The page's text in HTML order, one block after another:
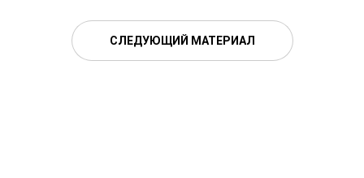
СЛЕДУЮЩИЙ МАТЕРИАЛ